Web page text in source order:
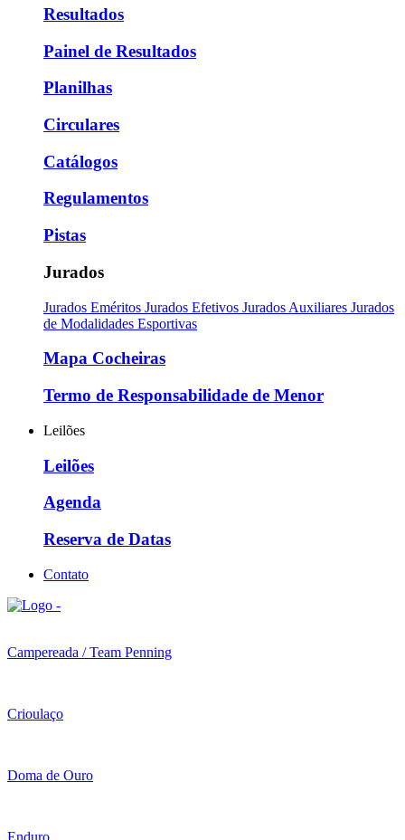
Resultados
Painel de Resultados
Planilhas
Circulares
Catálogos
Regulamentos
Pistas
Jurados
Jurados Eméritos Jurados Efetivos Jurados Auxiliares Jurados
de Modalidades Esportivas
Mapa Cocheiras
Termo de Responsabilidade de Menor
Leilões
Leilões
Agenda
Reserva de Datas
Contato
Campereada / Team Penning
Crioulaço
Doma de Ouro
Enduro